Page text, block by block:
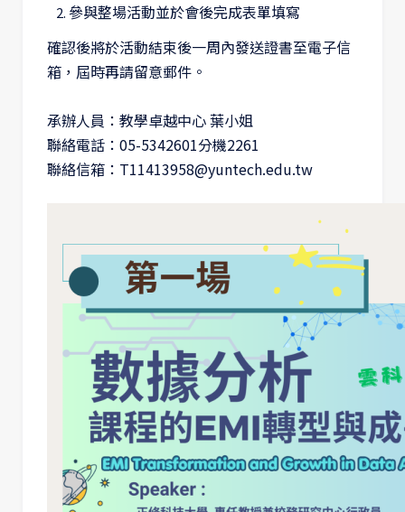
參與整場活動並於會後完成表單填寫
確認後將於活動結束後一周內發送證書至電子信
箱，屆時再請留意郵件。
承辦人員：教學卓越中心 葉小姐
聯絡電話：05-5342601分機2261
聯絡信箱：T11413958@yuntech.edu.tw